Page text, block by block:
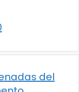
del